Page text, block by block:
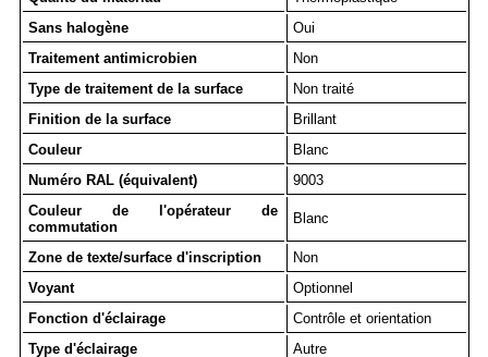
Sans halogène
Oui
Traitement antimicrobien
Non
Type de traitement de la surface
Non traité
Finition de la surface
Brillant
Couleur
Blanc
Numéro RAL (équivalent)
9003
Couleur de l'opérateur de
commutation
Blanc
Zone de texte/surface d'inscription
Non
Voyant
Optionnel
Fonction d'éclairage
Contrôle et orientation
Type d'éclairage
Autre